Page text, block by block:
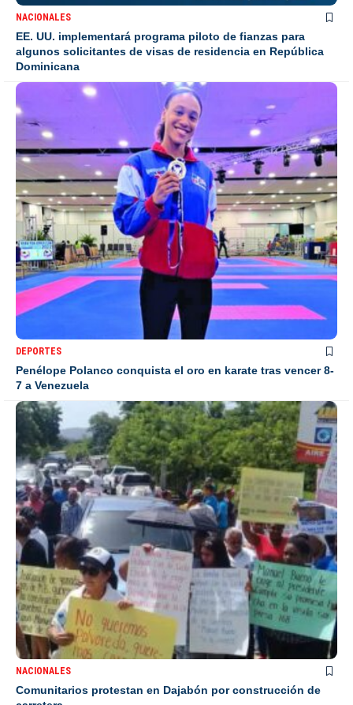
NACIONALES
EE. UU. implementará programa piloto de fianzas para
algunos solicitantes de visas de residencia en República
Dominicana
DEPORTES
Penélope Polanco conquista el oro en karate tras vencer 8-
7 a Venezuela
NACIONALES
Comunitarios protestan en Dajabón por construcción de